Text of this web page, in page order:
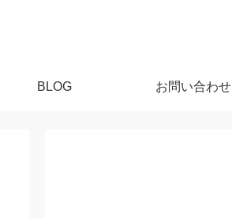
BLOG お問い合わせ